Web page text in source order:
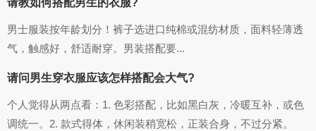
请教如何搭配男生的衣服?
男士服装按年龄划分！裤子选进口纯棉或混纺材质，面料轻薄透
气，触感好，舒适耐穿。男装搭配要...
请问男生穿衣服应该怎样搭配会大气?
个人觉得从两点看：1. 色彩搭配，比如黑白灰，冷暖互补，或色
调统一。2. 款式得体，休闲装稍宽松，正装合身，不过分紧。